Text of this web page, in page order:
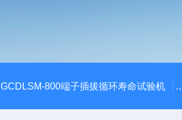
GCDLSM-800端子插拔循环寿命试验机